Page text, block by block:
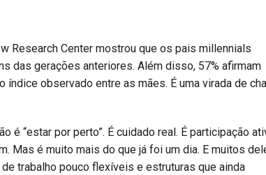
Research Center mostrou que os pais millennials
das gerações anteriores. Além disso, 57% afirmam
observado entre as mães. É uma virada de
“estar por perto”. É cuidado real. É participação
Mas é muito mais do que já foi um dia. E muitos
trabalho pouco flexíveis e estruturas que ainda